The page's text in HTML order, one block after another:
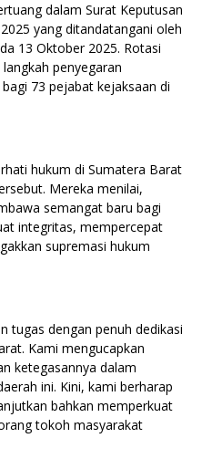
dalam Surat Keputusan
yang ditandatangani oleh
13 Oktober 2025. Rotasi
penyegaran
73 pejabat kejaksaan di
hukum di Sumatera Barat
Mereka menilai,
semangat baru bagi
integritas, mempercepat
supremasi hukum
tugas dengan penuh dedikasi
Kami mengucapkan
ketegasannya dalam
ini. Kini, kami berharap
bahkan memperkuat
tokoh masyarakat